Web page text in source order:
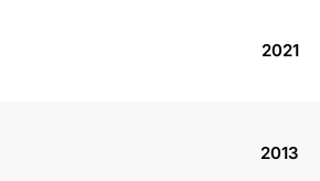
2021
2013